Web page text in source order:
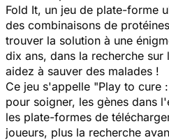
Fold It, un jeu de plate-forme
des combinaisons de
trouver la solution à une
dix ans, dans la recherche sur
aidez à sauver des malades !
Ce jeu s'appelle "Play to cure
pour soigner, les gènes dans
les plate-formes de
joueurs, plus la recherche